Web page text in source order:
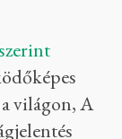
ország